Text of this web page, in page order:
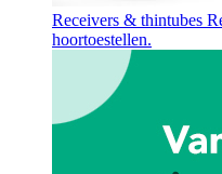
Receivers & thintubes
hoortoestellen.